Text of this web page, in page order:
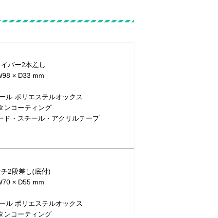
バー2本差し
× D33 mm
ル ポリエステルオックス
ンコーティング
ド・スチール・アクリルテープ
2段差し(底付)
× D55 mm
ル ポリエステルオックス
ンコーティング